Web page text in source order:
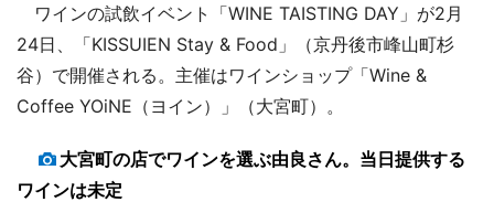
ワインの試飲イベント「WINE TAISTING DAY」が2月
24日、「KISSUIEN Stay & Food」（京丹後市峰山町杉
谷）で開催される。主催はワインショップ「Wine &
Coffee YOiNE（ヨイン）」（大宮町）。
大宮町の店でワインを選ぶ由良さん。当日提供する
ワインは未定